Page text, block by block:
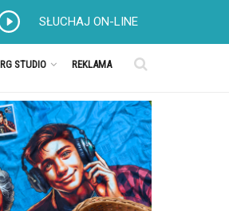
SŁUCHAJ ON-LINE
RG STUDIO REKLAMA